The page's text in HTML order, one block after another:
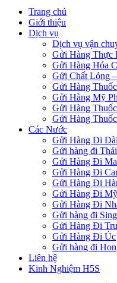
Trang chủ
Giới thiệu
Dịch vụ
Dịch vụ vận
Gửi Hàng Thực
Gửi Hàng Hóa
Gửi Chất Lỏng
Gửi Hàng
Gửi Hàng Mỹ
Gửi Hàng
Gửi Hàng
Các Nước
Gửi Hàng Đi
Gửi hàng đi
Gửi Hàng Đi
Gửi Hàng Đi
Gửi Hàng Đi
Gửi Hàng Đi Mỹ
Gửi Hàng Đi
Gửi hàng đi
Gửi Hàng Đi
Gửi Hàng Đi Úc
Gửi hàng đi
Liên hệ
Kinh Nghiệm H5S